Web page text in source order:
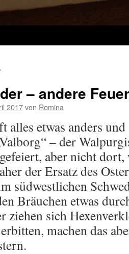
– andere
2017von Romina
alles etwas anders
– der
aber nicht
der Ersatz des
südwestlichen
Bräuchen etwas
ziehen sich
machen das